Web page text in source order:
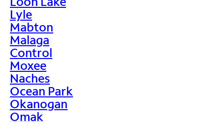
Lyle
Mabton
Malaga
Control
Moxee
Naches
Ocean Park
Okanogan
Omak